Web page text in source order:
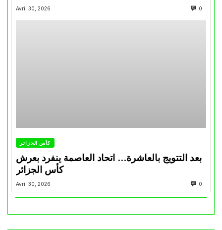
Avril 30, 2026 0
كأس الجزائر
بعد التتويج بالعاشرة… اتحاد العاصمة ينفرد بعرش
كأس الجزائر
Avril 30, 2026 0